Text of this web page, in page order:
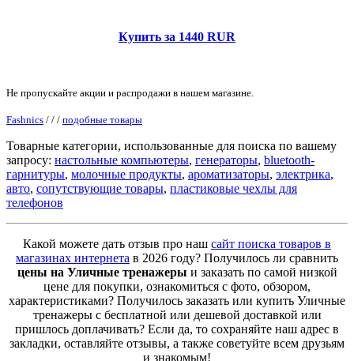
Купить за 1440 RUR
Не пропускайте акции и распродажи в нашем магазине.
Fashnics / / / подобные товары
Товарные категории, использованные для поиска по вашему
запросу: настольные компьютеры, генераторы, bluetooth-
гарнитуры, молочные продукты, ароматизаторы, электрика,
авто, сопутствующие товары, пластиковые чехлы для
телефонов
Какой можете дать отзыв про наш сайт поиска товаров в
магазинах интернета в 2026 году? Получилось ли сравнить
цены на Уличные тренажеры и заказать по самой низкой
цене для покупки, ознакомиться с фото, обзором,
характеристиками? Получилось заказать или купить Уличные
тренажеры с бесплатной или дешевой доставкой или
пришлось доплачивать? Если да, то сохраняйте наш адрес в
закладки, оставляйте отзывы, а также советуйте всем друзьям
и знакомым!